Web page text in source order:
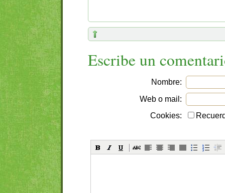
Escribe un
Nombre:
Web o mail:
Cookies: